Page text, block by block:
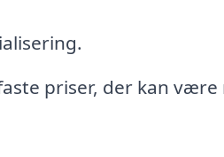
priser, der kan være